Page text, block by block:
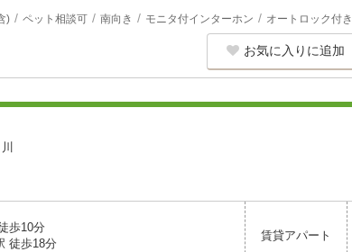
) ペット相談可 南向き モニタ付インターホン オートロック付き
お気に入りに追加
歩10分
徒歩18分
賃貸アパート